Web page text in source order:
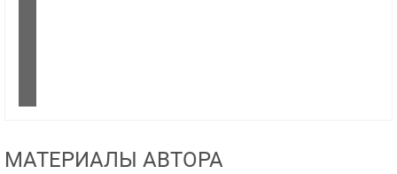
МАТЕРИАЛЫ АВТОРА